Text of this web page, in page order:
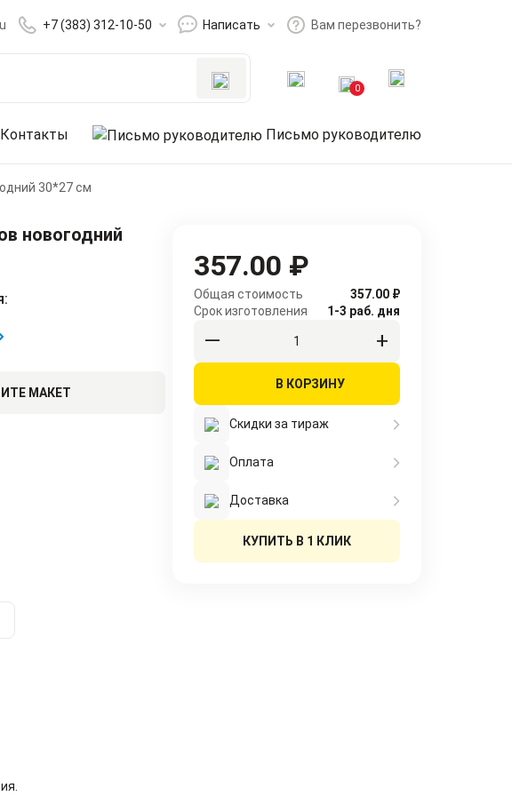
+7 (383) 312-10-50 Написать Вам перезвонить?
0
Контакты Письмо руководителю
30*27 см
новогодний
МАКЕТ
357.00 ₽
Общая стоимость
357.00 ₽
Срок изготовления
1-3 раб. дня
В КОРЗИНУ
Скидки за тираж
Оплата
Доставка
КУПИТЬ В 1 КЛИК